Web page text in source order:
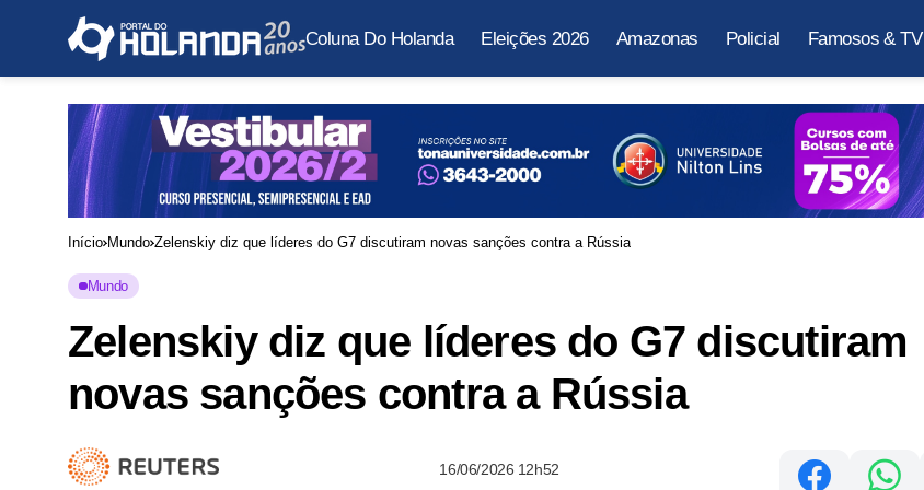
Coluna Do Holanda Eleições 2026 Amazonas Policial Famosos & TV
Início Mundo Zelenskiy diz que líderes do G7 discutiram novas sanções contra a Rússia
Mundo
Zelenskiy diz que líderes do G7 discutiram
novas sanções contra a Rússia
16/06/2026 12h52